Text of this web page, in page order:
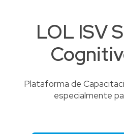
LOL ISV
Plataforma de
especialmente